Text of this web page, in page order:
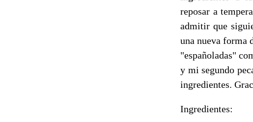
reposar a
admitir que
una nueva forma
"españoladas"
y mi segundo
ingredientes.
Ingredientes: